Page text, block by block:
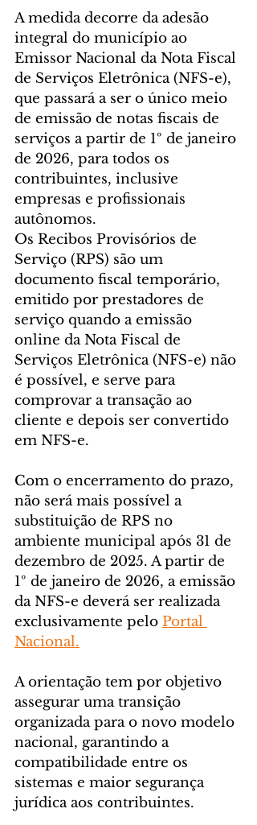
A medida decorre da adesão
integral do município ao
Emissor Nacional da Nota Fiscal
de Serviços Eletrônica (NFS-e),
que passará a ser o único meio
de emissão de notas fiscais de
serviços a partir de 1º de janeiro
de 2026, para todos os
contribuintes, inclusive
empresas e profissionais
autônomos.
Os Recibos Provisórios de
Serviço (RPS) são um
documento fiscal temporário,
emitido por prestadores de
serviço quando a emissão
online da Nota Fiscal de
Serviços Eletrônica (NFS-e) não
é possível, e serve para
comprovar a transação ao
cliente e depois ser convertido
em NFS-e.
Com o encerramento do prazo,
não será mais possível a
substituição de RPS no
ambiente municipal após 31 de
dezembro de 2025. A partir de
1º de janeiro de 2026, a emissão
da NFS-e deverá ser realizada
exclusivamente pelo Portal
Nacional.
A orientação tem por objetivo
assegurar uma transição
organizada para o novo modelo
nacional, garantindo a
compatibilidade entre os
sistemas e maior segurança
jurídica aos contribuintes.